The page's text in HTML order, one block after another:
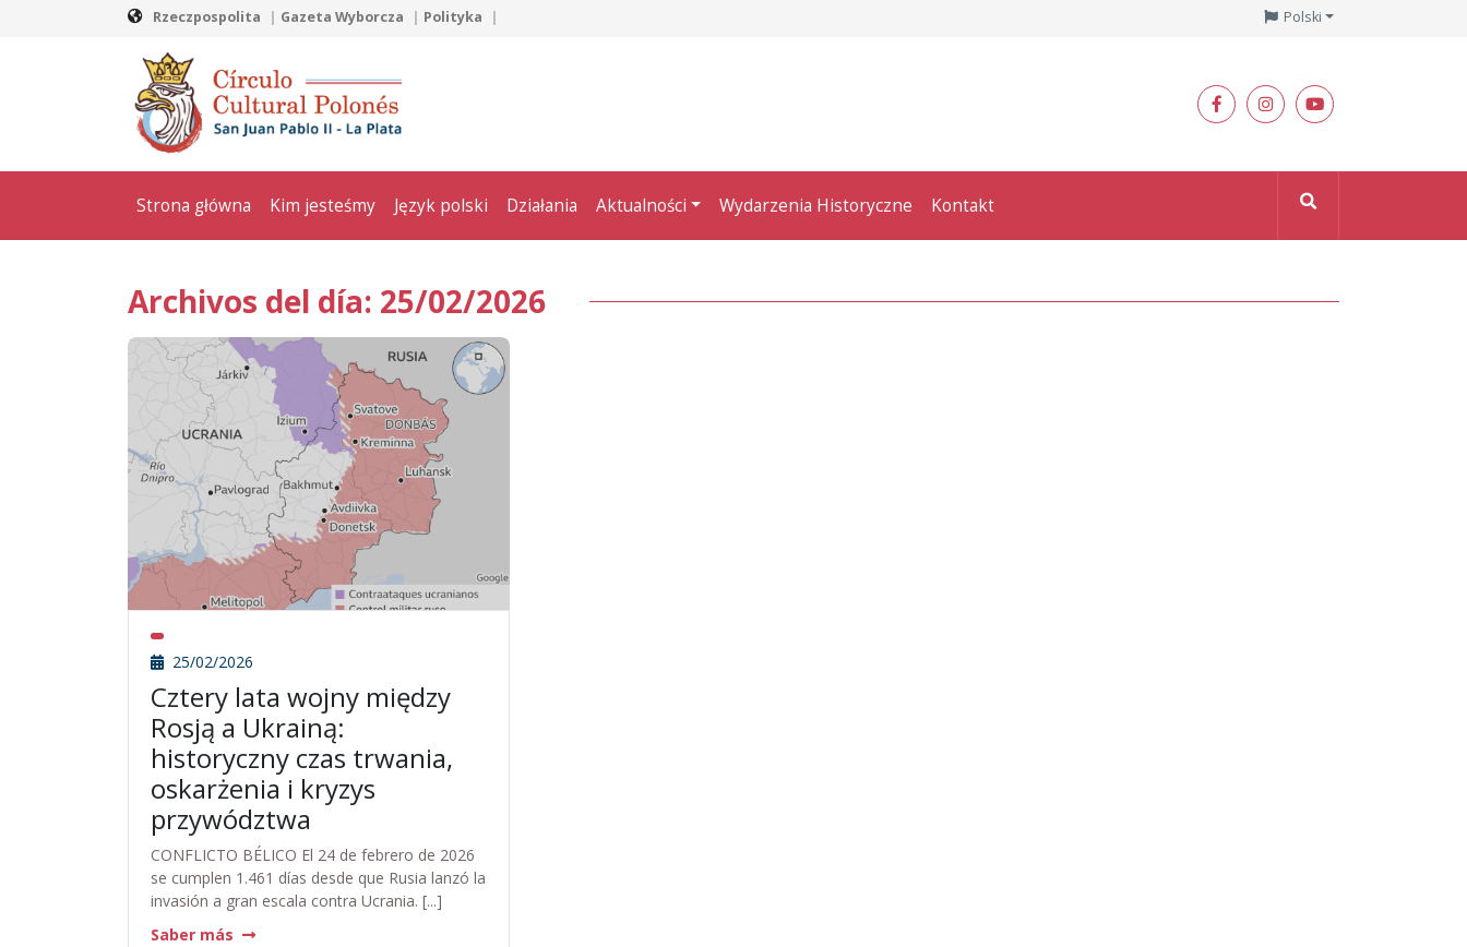
Rzeczpospolita Gazeta Wyborcza Polityka Polski
Strona główna Kim jesteśmy Język polski Działania Aktualności Wydarzenia Historyczne Kontakt
Archivos del día: 25/02/2026
25/02/2026
Cztery lata wojny między
Rosją a Ukrainą:
historyczny czas trwania,
oskarżenia i kryzys
przywództwa
CONFLICTO BÉLICO El 24 de febrero de 2026
se cumplen 1.461 días desde que Rusia lanzó la
invasión a gran escala contra Ucrania. [...]
Saber más